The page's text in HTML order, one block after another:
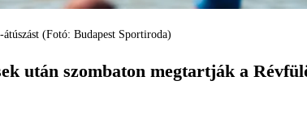
(Fotó: Budapest Sportiroda)
után szombaton megtartják a